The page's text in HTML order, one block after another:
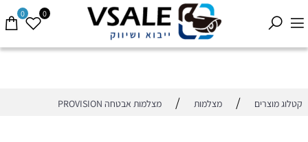
0 0
קטלוג מוצרים / מצלמות / מצלמות אבטחה PROVISION